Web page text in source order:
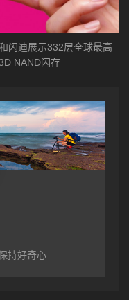
闪迪展示332层全球最高
NAND闪存
持好奇心